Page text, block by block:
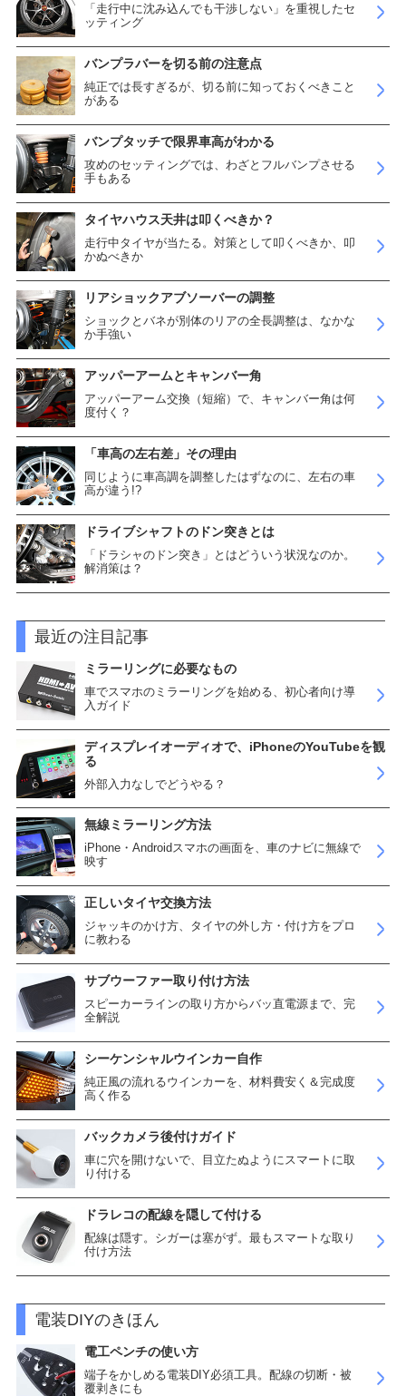
「走行中に沈み込んでも干渉しない」を重視したセ
ッティング
バンプラバーを切る前の注意点
純正では長すぎるが、切る前に知っておくべきこと
がある
バンプタッチで限界車高がわかる
攻めのセッティングでは、わざとフルバンプさせる
手もある
タイヤハウス天井は叩くべきか？
走行中タイヤが当たる。対策として叩くべきか、叩
かぬべきか
リアショックアブソーバーの調整
ショックとバネが別体のリアの全長調整は、なかな
か手強い
アッパーアームとキャンバー角
アッパーアーム交換（短縮）で、キャンバー角は何
度付く？
「車高の左右差」その理由
同じように車高調を調整したはずなのに、左右の車
高が違う!?
ドライブシャフトのドン突きとは
「ドラシャのドン突き」とはどういう状況なのか。
解消策は？
最近の注目記事
ミラーリングに必要なもの
車でスマホのミラーリングを始める、初心者向け導
入ガイド
ディスプレイオーディオで、iPhoneのYouTubeを観
る
外部入力なしでどうやる？
無線ミラーリング方法
iPhone・Androidスマホの画面を、車のナビに無線で
映す
正しいタイヤ交換方法
ジャッキのかけ方、タイヤの外し方・付け方をプロ
に教わる
サブウーファー取り付け方法
スピーカーラインの取り方からバッ直電源まで、完
全解説
シーケンシャルウインカー自作
純正風の流れるウインカーを、材料費安く＆完成度
高く作る
バックカメラ後付けガイド
車に穴を開けないで、目立たぬようにスマートに取
り付ける
ドラレコの配線を隠して付ける
配線は隠す。シガーは塞がず。最もスマートな取り
付け方法
電装DIYのきほん
電工ペンチの使い方
端子をかしめる電装DIY必須工具。配線の切断・被
覆剥きにも